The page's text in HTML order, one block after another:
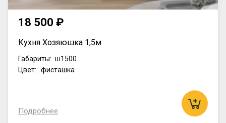
18 500 ₽
Кухня Хозяюшка 1,5м
Габариты: ш1500
Цвет: фисташка
Подробнее